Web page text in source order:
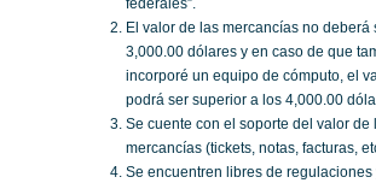
federales”.
El valor de las mercancías no deberá
3,000.00 dólares y en caso de que
incorporé un equipo de cómputo, el
podrá ser superior a los 4,000.00
Se cuente con el soporte del valor de
mercancías (tickets, notas, facturas,
Se encuentren libres de regulaciones